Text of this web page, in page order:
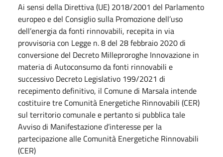
Ai sensi della Direttiva (UE) 2018/2001 del Parlamento
europeo e del Consiglio sulla Promozione dell’uso
dell’energia da fonti rinnovabili, recepita in via
provvisoria con Legge n. 8 del 28 febbraio 2020 di
conversione del Decreto Milleproroghe Innovazione in
materia di Autoconsumo da fonti rinnovabili e
successivo Decreto Legislativo 199/2021 di
recepimento definitivo, il Comune di Marsala intende
costituire tre Comunità Energetiche Rinnovabili (CER)
sul territorio comunale e pertanto si pubblica tale
Avviso di Manifestazione d’interesse per la
partecipazione alle Comunità Energetiche Rinnovabili
(CER)